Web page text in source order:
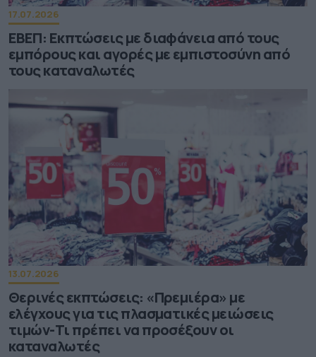
17.07.2026
ΕΒΕΠ: Εκπτώσεις με διαφάνεια από τους
εμπόρους και αγορές με εμπιστοσύνη από
τους καταναλωτές
13.07.2026
Θερινές εκπτώσεις: «Πρεμιέρα» με
ελέγχους για τις πλασματικές μειώσεις
τιμών-Τι πρέπει να προσέξουν οι
καταναλωτές